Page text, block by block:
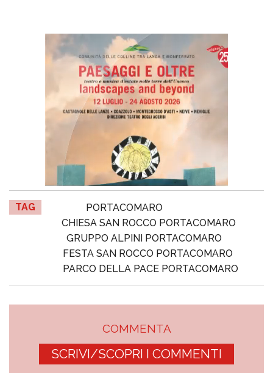
TAG
PORTACOMARO
CHIESA SAN ROCCO PORTACOMARO
GRUPPO ALPINI PORTACOMARO
FESTA SAN ROCCO PORTACOMARO
PARCO DELLA PACE PORTACOMARO
COMMENTA
SCRIVI/SCOPRI I COMMENTI